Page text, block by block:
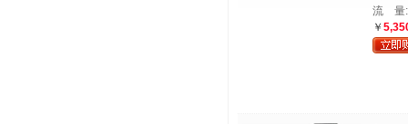
流 量
￥